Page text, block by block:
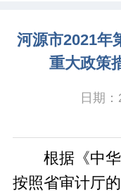
河源市2021年
重大政策
日期
根据《中华
按照省审计厅